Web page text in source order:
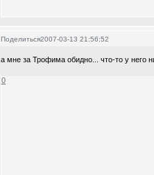
Поделиться2007-03-13 21:56:52
а мне за Трофима обидно... что-то у него
0